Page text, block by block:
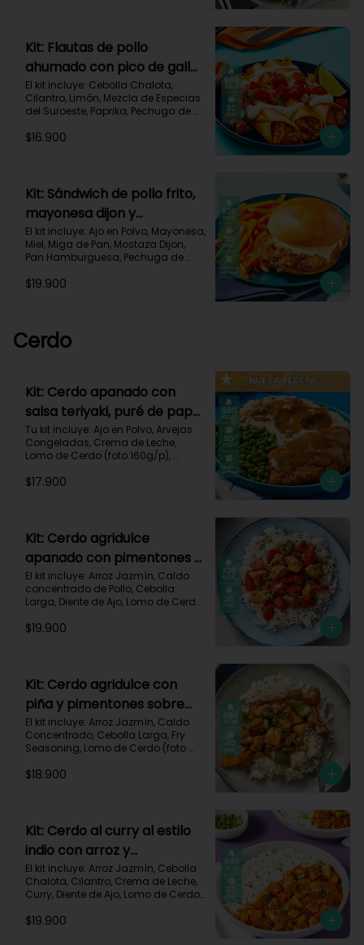
Proteínas 41g
Kit: Flautas de pollo
ahumado con pico de gallo
y sour cream-134
El kit incluye: Cebolla Chalota,
Cilantro, Limón, Mezcla de Especias
del Suroeste, Paprika, Pechuga de
Tomate, Tortillas de Harina, Receta
Grasas 30g | Proteínas 40g
$16.900
Kit: Sándwich de pollo frito,
mayonesa dijon y
zanahorias asadas-79
El kit incluye: Ajo en Polvo, Mayonesa,
Miel, Miga de Pan, Mostaza Dijon,
Pan Hamburguesa, Pechuga de
Zanahoria.Receta Impresa.
$19.900
Cerdo
Kit: Cerdo apanado con
salsa teriyaki, puré de papa
al ajillo y arvejas-150
Tu kit incluye: Ajo en Polvo, Arvejas
Congeladas, Crema de Leche,
Lomo de Cerdo (foto 160g/p),
Pastusa, Salsa teriyaki, Receta
Grasas 45g | Proteínas 40g
$17.900
Kit: Cerdo agridulce
apanado con pimentones y
arroz jazmín-116
El kit incluye: Arroz Jazmín, Caldo
concentrado de Pollo, Cebolla
Larga, Diente de Ajo, Lomo de Cerdo
Pimentón Rojo, Salsa de Soya,
Carbohidratos 87g | Grasas 21g |
Proteínas 44g
$19.900
Kit: Cerdo agridulce con
piña y pimentones sobre
arroz jazmín-101
El kit incluye: Arroz Jazmín, Caldo
Concentrado, Cebolla Larga, Fry
Seasoning, Lomo de Cerdo (foto
Piña, Salsa de Soya, Vinagre de
Proteínas 41g
$18.900
Kit: Cerdo al curry al estilo
indio con arroz y
pimentón-73
El kit incluye: Arroz Jazmín, Cebolla
Chalota, Cilantro, Crema de Leche,
Curry, Diente de Ajo, Lomo de Cerdo
Rojo, Sour Cream, Receta Impresa.
$19.900